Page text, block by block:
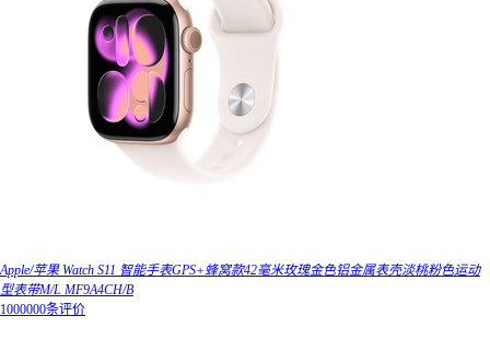
Apple/苹果 Watch S11 智能手表GPS+蜂窝款42毫米玫瑰金色铝金属表壳淡桃粉色运动
型表带M/L MF9A4CH/B
1000000条评价